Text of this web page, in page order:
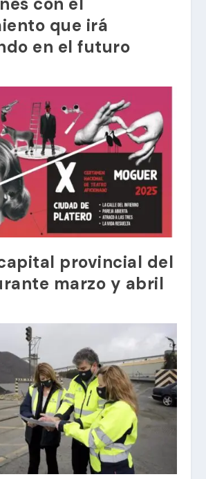
que irá
en el futuro
provincial del
marzo y abril